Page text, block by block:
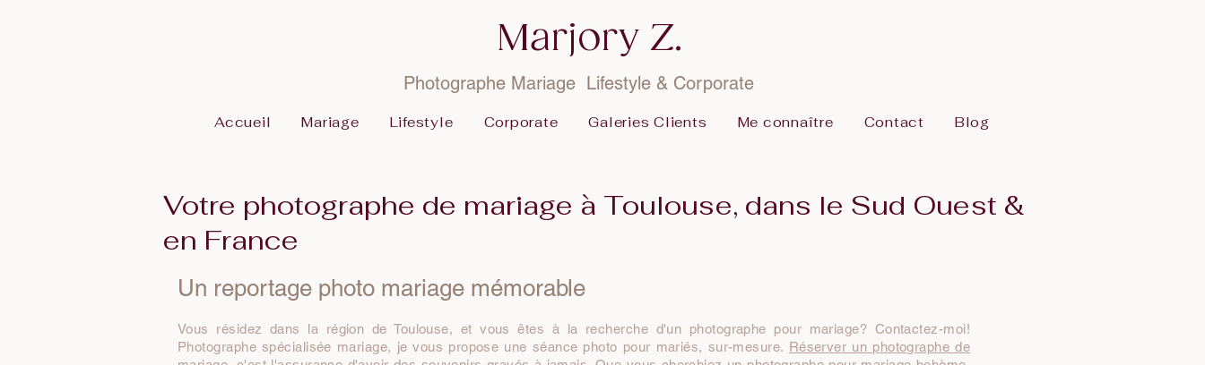
Marjory Z.
Photographe Mariage Lifestyle & Corporate
Accueil Mariage Lifestyle Corporate Galeries Clients Me connaître Contact Blog
Votre photographe de mariage à Toulouse, dans le Sud Ouest &
en France
Un reportage photo mariage mémorable
Vous résidez dans la région de Toulouse, et vous êtes à la recherche d'un photographe pour mariage? Contactez-moi!
Photographe spécialisée mariage, je vous propose une séance photo pour mariés, sur-mesure. Réserver un photographe de